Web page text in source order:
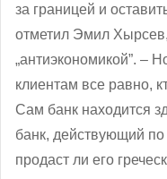
за границей и
отметил Эмил
„антиэкономикой”. –
клиентам все равно,
Сам банк находится
банк, действующий
продаст ли его